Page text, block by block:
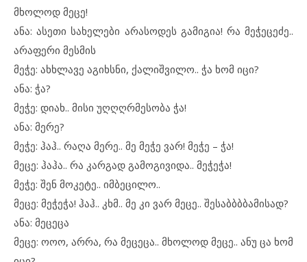
მხოლოდ მეცე!
ანა: ასეთი სახელები არასოდეს გამიგია! რა მეჭეცეძე..
არაფერი მესმის
მეჭე: ახხლავე აგიხსნი, ქალიშვილო.. ჭა ხომ იცი?
ანა: ჭა?
მეჭე: დიახ.. მისი უღღღრმესობა ჭა!
ანა: მერე?
მეჭე: ჰაჰ.. რაღა მერე.. მე მეჭე ვარ! მეჭე – ჭა!
მეცე: ჰაჰა.. რა კარგად გამოგივიდა.. მეჭეჭა!
მეჭე: შენ მოკეტე.. იმბეცილო..
მეცე: მეჭეჭა! ჰაჰ.. კხმ.. მე კი ვარ მეცე.. შესაბბბბამისად?
ანა: მეცეცა
მეცე: ოოო, არრა, რა მეცეცა.. მხოლოდ მეცე.. ანუ ცა ხომ